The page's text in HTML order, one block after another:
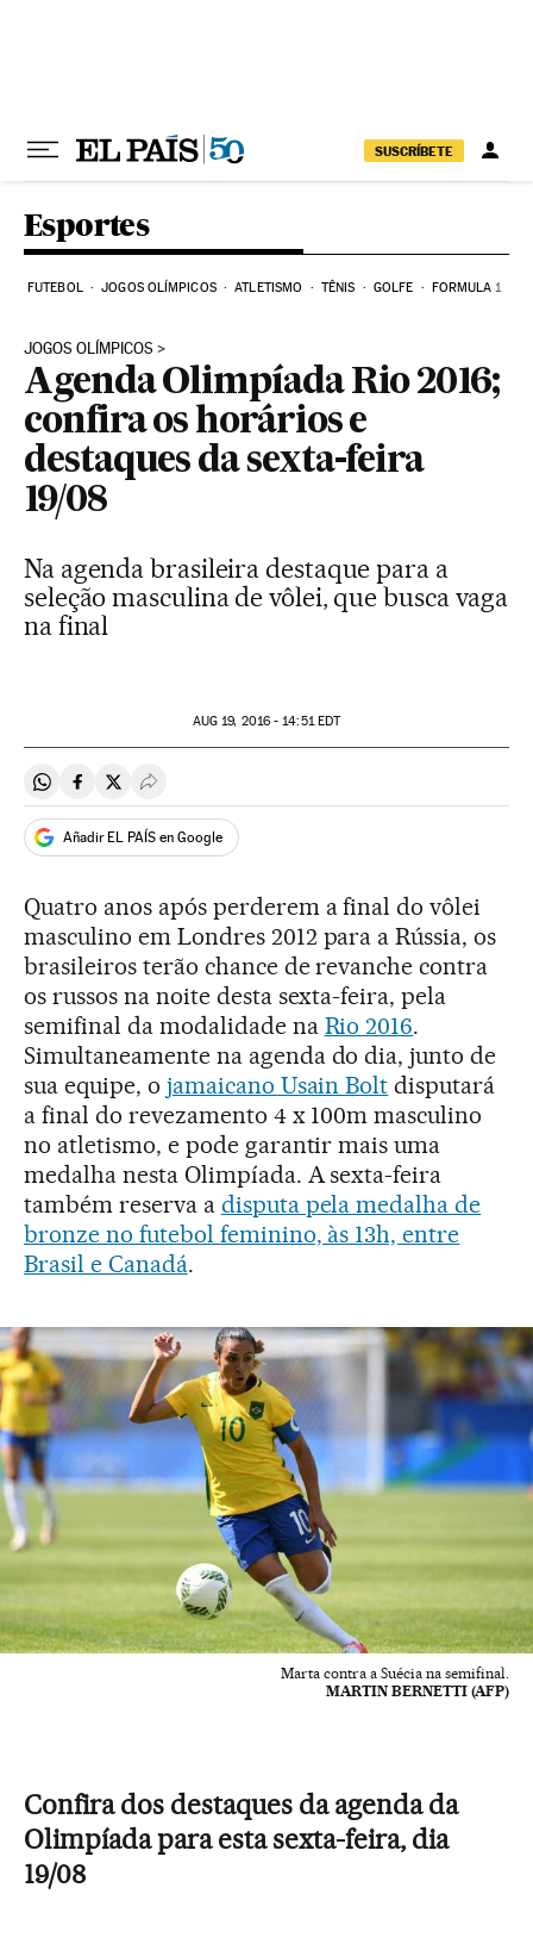
SUSCRÍBETE
Esportes
FUTEBOL JOGOS OLÍMPICOS ATLETISMO TÊNIS GOLFE FORMULA 1
JOGOS OLÍMPICOS
Agenda Olimpíada Rio 2016;
confira os horários e
destaques da sexta-feira
19/08
Na agenda brasileira destaque para a
seleção masculina de vôlei, que busca vaga
na final
AUG 19, 2016 - 14:51EDT
Compartir en Whatsapp
Compartir en Facebook
Compartir en Twitter
Desplegar Redes Sociales
Añadir EL PAÍS en Google
Quatro anos após perderem a final do vôlei
masculino em Londres 2012 para a Rússia, os
brasileiros terão chance de revanche contra
os russos na noite desta sexta-feira, pela
semifinal da modalidade na Rio 2016.
Simultaneamente na agenda do dia, junto de
sua equipe, o jamaicano Usain Bolt disputará
a final do revezamento 4 x 100m masculino
no atletismo, e pode garantir mais uma
medalha nesta Olimpíada. A sexta-feira
também reserva a disputa pela medalha de
bronze no futebol feminino, às 13h, entre
Brasil e Canadá.
Marta contra a Suécia na semifinal.
MARTIN BERNETTI (AFP)
Confira dos destaques da agenda da
Olimpíada para esta sexta-feira, dia
19/08